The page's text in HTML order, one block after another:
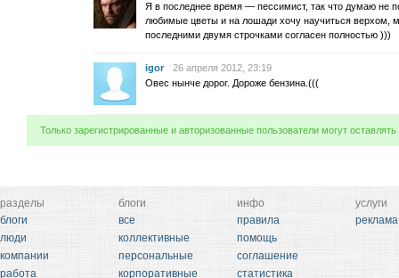
Я в последнее время — пессимист, так что думаю не
любимые цветы и на лошади хочу научиться верхом,
последними двумя строчками согласен полностью )))
igor
26 апреля 2012, 23:19
Овес нынче дорог. Дороже бензина.(((
Только зарегистрированные и авторизованные пользователи могут
разделы
блоги
люди
компании
работа
блоги
все
коллективные
персональные
корпоративные
инфо
правила
помощь
соглашение
статистика
услуги
реклама